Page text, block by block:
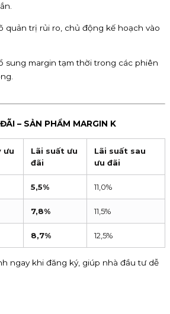
quản trị rủi ro, chủ động kế hoạch vào
sung margin tạm thời trong các phiên
– SẢN PHẨM MARGIN K
ưu
Lãi suất ưu
đãi
Lãi suất sau
ưu đãi
5,5% 11,0%
7,8% 11,5%
8,7% 12,5%
ngay khi đăng ký, giúp nhà đầu tư dễ